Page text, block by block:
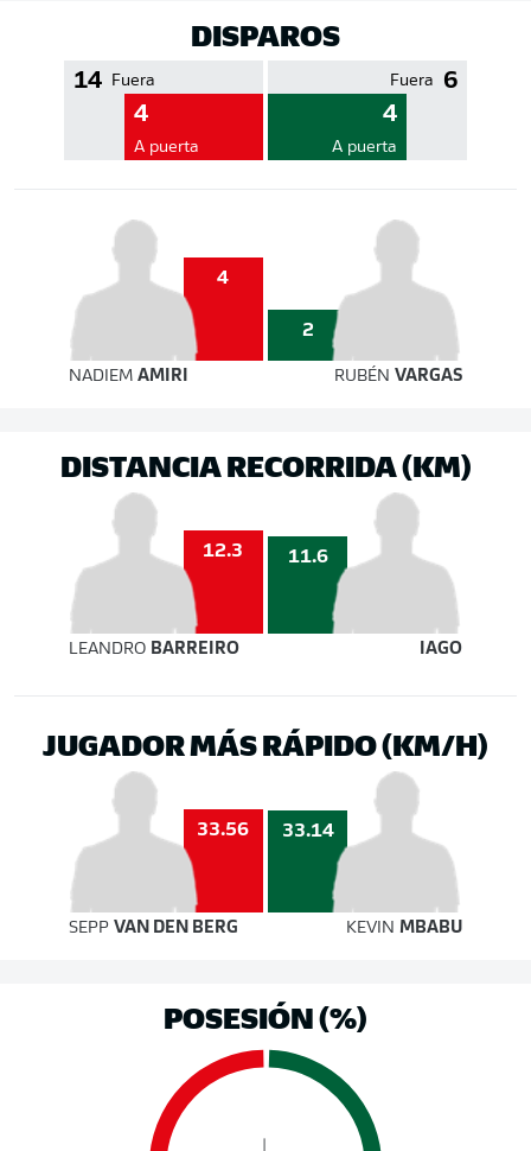
DISPAROS
14 Fuera
4
A puerta
6
Fuera
4
A puerta
4
2
NADIEM AMIRI RUBÉN VARGAS
DISTANCIA RECORRIDA (KM)
12.3 11.6
LEANDRO BARREIRO IAGO
JUGADOR MÁS RÁPIDO (KM/H)
33.56 33.14
SEPP VAN DEN BERG KEVINMBABU
POSESIÓN (%)